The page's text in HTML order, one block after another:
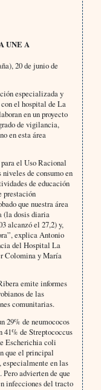
UNE A
20 de junio de
especializada y
el hospital de La
en un proyecto
de vigilancia,
en esta área
el Uso Racional
de consumo en
de educación
prestación
que nuestra área
(la dosis diaria
alcanzó el 27,2) y,
explica Antonio
del Hospital La
Colomina y María
emite informes
de las
comunitarias.
29% de neumococos
de Streptococcus
Escherichia coli
que el principal
especialmente en las
advierten de que
infecciones del tracto